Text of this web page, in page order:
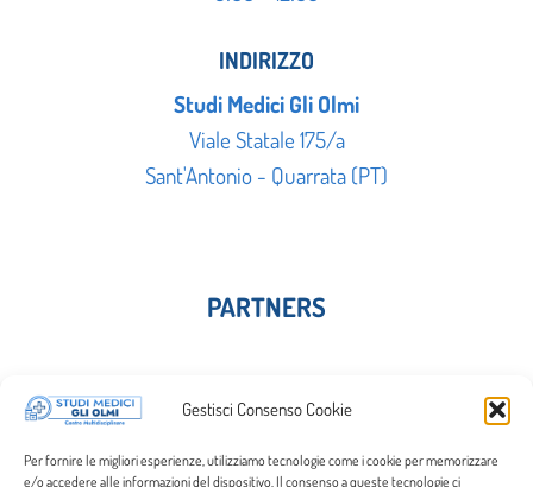
Gestisci Consenso Cookie
Per fornire le migliori esperienze, utilizziamo tecnologie come i cookie per memorizzare
e/o accedere alle informazioni del dispositivo. Il consenso a queste tecnologie ci
INDIRIZZO
Studi Medici Gli Olmi
Viale Statale 175/a
Sant'Antonio - Quarrata (PT)
PARTNERS